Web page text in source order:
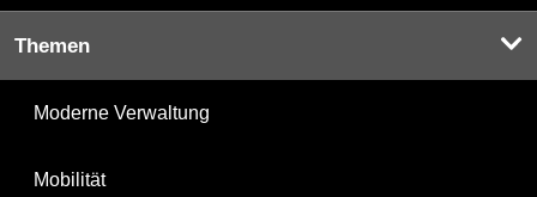
Themen
Moderne Verwaltung
Mobilität